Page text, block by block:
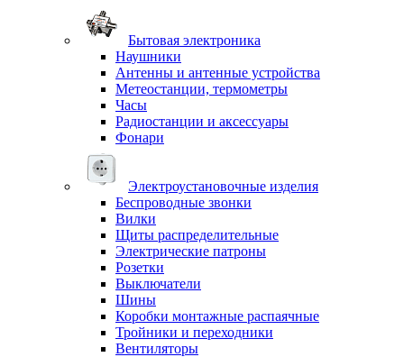
Бытовая электроника
Наушники
Антенны и антенные устройства
Метеостанции, термометры
Часы
Радиостанции и аксессуары
Фонари
Электроустановочные изделия
Беспроводные звонки
Вилки
Щиты распределительные
Электрические патроны
Розетки
Выключатели
Шины
Коробки монтажные распаячные
Тройники и переходники
Вентиляторы